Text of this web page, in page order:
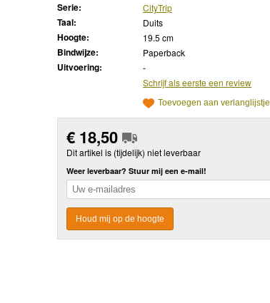
Serie: CityTrip
Taal: Duits
Hoogte: 19.5 cm
Bindwijze: Paperback
Uitvoering:
-
Schrijf als eerste een review
Toevoegen aan verlanglijstje
€ 18,50
Dit artikel is (tijdelijk) niet leverbaar
Weer leverbaar? Stuur mij een e-mail!
Houd mij op de hoogte